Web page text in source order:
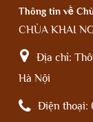
Thông tin về
CHÙA KHAI
Địa chỉ:
Hà Nội
Điện thoại: